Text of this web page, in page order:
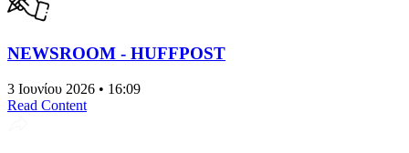
NEWSROOM - HUFFPOST
3 Ιουνίου 2026 • 16:09
Read Content